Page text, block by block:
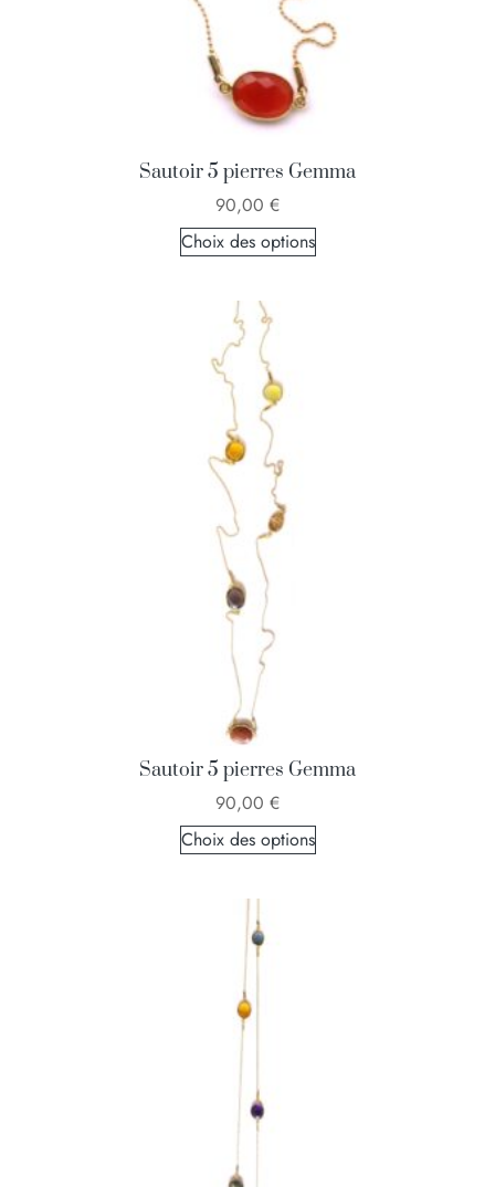
Sautoir 5 pierres Gemma
90,00 €
Choix des options
Sautoir 5 pierres Gemma
90,00 €
Choix des options